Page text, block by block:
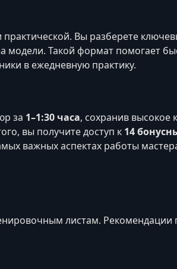
практической. Вы разберете
модели. Такой формат помогает
в ежедневную практику.
за 1–1:30 часа, сохранив высокое
вы получите доступ к 14
важных аспектах работы
листам. Рекомендации